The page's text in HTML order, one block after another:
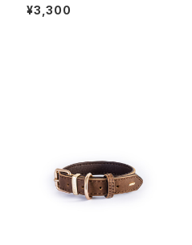
ハーネス XS(全3色)
¥3,300